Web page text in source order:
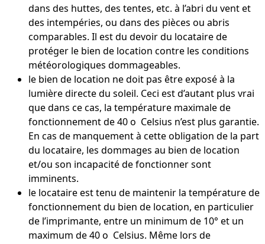
dans des huttes, des tentes, etc. à l’abri du vent et
des intempéries, ou dans des pièces ou abris
comparables. Il est du devoir du locataire de
protéger le bien de location contre les conditions
météorologiques dommageables.
le bien de location ne doit pas être exposé à la
lumière directe du soleil. Ceci est d’autant plus vrai
que dans ce cas, la température maximale de
fonctionnement de 40 o Celsius n’est plus garantie.
En cas de manquement à cette obligation de la part
du locataire, les dommages au bien de location
et/ou son incapacité de fonctionner sont
imminents.
le locataire est tenu de maintenir la température de
fonctionnement du bien de location, en particulier
de l’imprimante, entre un minimum de 10° et un
maximum de 40 o Celsius. Même lors de